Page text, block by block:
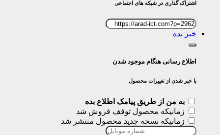
اشتراک گذاری در شبکه های اجتماعی
خبر بده
اطلاع رسانی هنگام موجود شدن
با خبر شدن از تغییرات محصول
به من از طریق پیامک اطلاع بده
زمانیکه محصول توقف فروش شد
زمانیکه نسخه جدید محصول منتشر شد